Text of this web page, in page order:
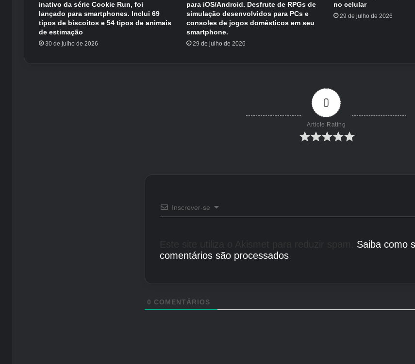
inativo da série Cookie Run, foi
lançado para smartphones. Inclui 69
tipos de biscoitos e 54 tipos de animais
de estimação
30 de julho de 2026
para iOS/Android. Desfrute de RPGs de
simulação desenvolvidos para PCs e
consoles de jogos domésticos em seu
smartphone.
29 de julho de 2026
no celular
29 de julho de 2026
0
Article Rating
Inscrever-se
Saiba como
comentários são processados
0 COMENTÁRIOS